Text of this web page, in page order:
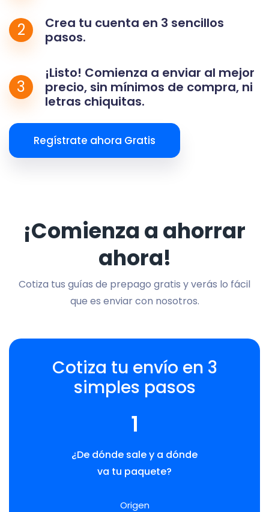
2
Crea tu cuenta en 3 sencillos
pasos.
3
¡Listo! Comienza a enviar al mejor
precio, sin mínimos de compra, ni
letras chiquitas.
Regístrate ahora Gratis
¡Comienza a ahorrar
ahora!
Cotiza tus guías de prepago gratis y verás lo fácil
que es enviar con nosotros.
Cotiza tu envío en 3
simples pasos
1
¿De dónde sale y a dónde
va tu paquete?
Origen